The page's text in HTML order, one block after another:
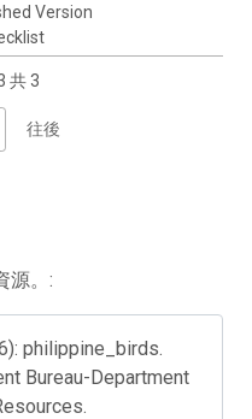
Version
共 3
往後
源。:
philippine_birds.
Bureau-Department